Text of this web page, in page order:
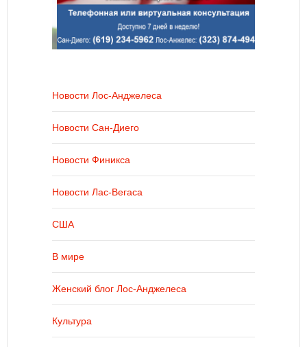
Новости Лос-Анджелеса
Новости Сан-Диего
Новости Финикса
Новости Лас-Вегаса
США
В мире
Женский блог Лос-Анджелеса
Культура